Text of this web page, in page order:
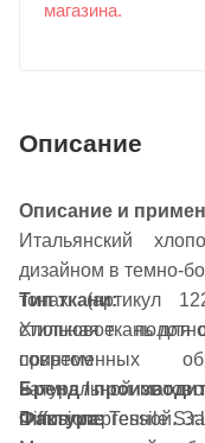
магазина.
Описание
Описание и
Итальянский
дизайном в темно-
тонах (артикул
стильная ткань для
современных
натуральной
гипоаллергенной.
Тип ткани:
Хлопковое
принтом
Фактура:
Бренд /
Diffusione Tessile